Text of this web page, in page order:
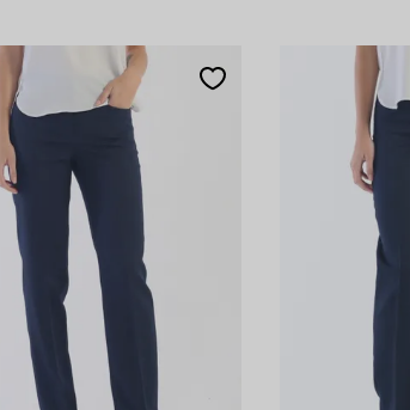
цены
цены
28
62
100